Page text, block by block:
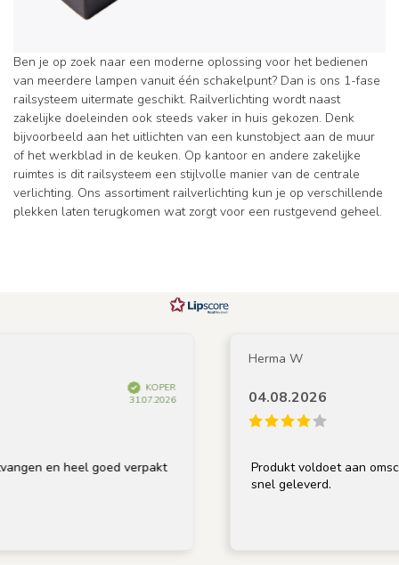
Ben je op zoek naar een moderne oplossing voor het bedienen
van meerdere lampen vanuit één schakelpunt? Dan is ons 1-fase
railsysteem uitermate geschikt. Railverlichting wordt naast
zakelijke doeleinden ook steeds vaker in huis gekozen. Denk
bijvoorbeeld aan het uitlichten van een kunstobject aan de muur
of het werkblad in de keuken. Op kantoor en andere zakelijke
ruimtes is dit railsysteem een stijlvolle manier van de centrale
verlichting. Ons assortiment railverlichting kun je op verschillende
plekken laten terugkomen wat zorgt voor een rustgevend geheel.
KOPER
31.07.2026
en heel goed verpakt
Herma W
04.08.2026
Produkt voldoet aan
snel geleverd.